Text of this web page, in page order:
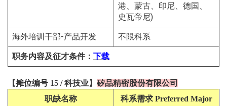
港、蒙古、印尼、德国、
史瓦帝尼)
海外培训干部-产品开发 不限科系
职务内容及征才条件： 下载
【摊位编号 15 /科技业】 矽品精密股份有限公司
职缺名称
科系需求 Preferred Major